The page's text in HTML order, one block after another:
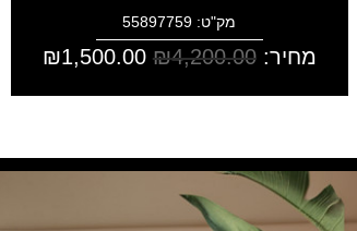
מק"ט: 55897759
מחיר: ₪4,200.00
₪1,500.00